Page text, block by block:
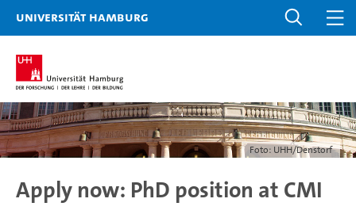
Universität Hamburg
Foto: UHH/Denstorf
Apply now: PhD position at CMI